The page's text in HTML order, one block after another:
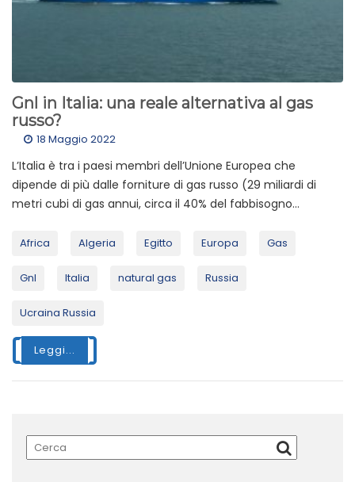
Gnl in Italia: una reale alternativa al gas
russo?
18 Maggio 2022
L’Italia è tra i paesi membri dell’Unione Europea che
dipende di più dalle forniture di gas russo (29 miliardi di
metri cubi di gas annui, circa il 40% del fabbisogno...
Africa Algeria Egitto Europa Gas
Gnl Italia natural gas Russia
Ucraina Russia
Leggi...